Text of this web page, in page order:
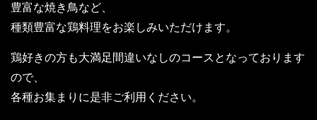
豊富な焼き鳥など、
種類豊富な鶏料理をお楽しみいただけます。
鶏好きの方も大満足間違いなしのコースとなっております
ので、
各種お集まりに是非ご利用ください。